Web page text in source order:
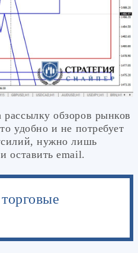
обзоров рынков
удобно и не потребует
нужно лишь
оставить email.